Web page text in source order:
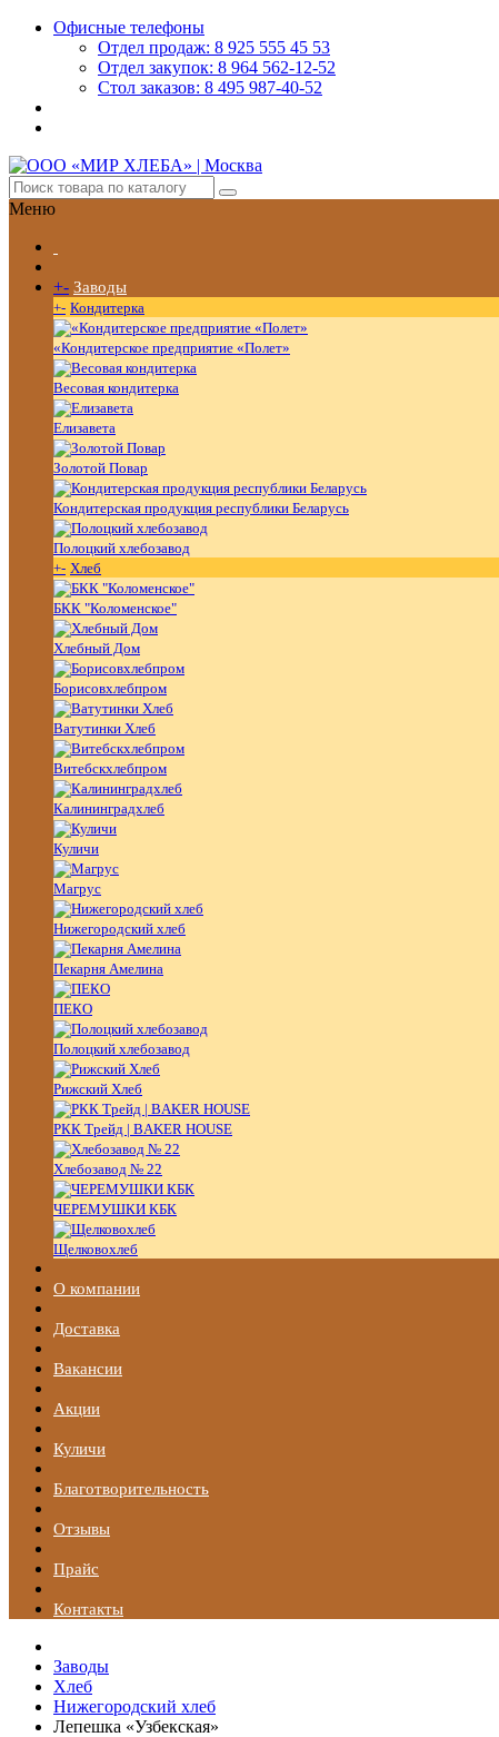
Офисные телефоны
Отдел продаж: 8 925 555 45 53
Отдел закупок: 8 964 562-12-52
Стол заказов: 8 495 987-40-52
Меню
+- Заводы
+- Кондитерка
«Кондитерское предприятие «Полет»
Весовая кондитерка
Елизавета
Золотой Повар
Кондитерская продукция республики Беларусь
Полоцкий хлебозавод
+- Хлеб
БКК "Коломенское"
Хлебный Дом
Борисовхлебпром
Ватутинки Хлеб
Витебскхлебпром
Калининградхлеб
Куличи
Магрус
Нижегородский хлеб
Пекарня Амелина
ПЕКО
Полоцкий хлебозавод
Рижский Хлеб
РКК Трейд | BAKER HOUSE
Хлебозавод № 22
ЧЕРЕМУШКИ КБК
Щелковохлеб
О компании
Доставка
Вакансии
Акции
Куличи
Благотворительность
Отзывы
Прайс
Контакты
Заводы
Хлеб
Нижегородский хлеб
Лепешка «Узбекская»